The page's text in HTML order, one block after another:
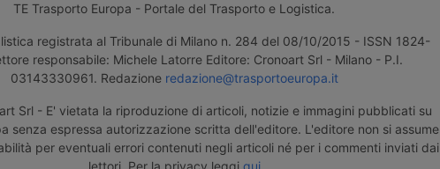
TE Trasporto Europa - Portale del Trasporto e Logistica.
registrata al Tribunale di Milano n. 284 del 08/10/2015 - ISSN 1824-
responsabile: Michele Latorre Editore: Cronoart Srl - Milano - P.I.
03143330961. Redazione redazione@trasportoeuropa.it
Srl - E' vietata la riproduzione di articoli, notizie e immagini pubblicati su
senza espressa autorizzazione scritta dell'editore. L'editore non si assume
per eventuali errori contenuti negli articoli né per i commenti inviati dai
lettori. Per la privacy leggi qui